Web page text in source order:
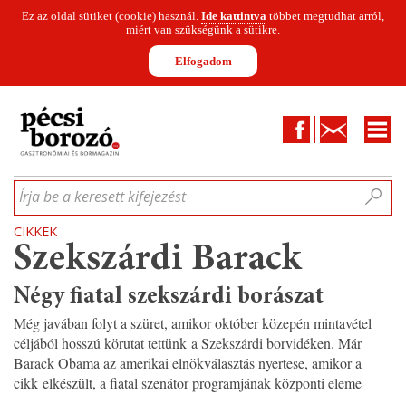
Ez az oldal sütiket (cookie) használ. Ide kattintva többet megtudhat arról,
miért van szükségünk a sütikre.
Elfogadom
FacebookKapcsolat
CIKKEKHÍREKINFOGRAFIKÁKMUNKATÁRSAKWINESOFA
Írja be a keresett kifejezést
CIKKEK
Szekszárdi Barack
Négy fiatal szekszárdi borászat
Még javában folyt a szüret, amikor október közepén mintavétel
céljából hosszú körutat tettünk a Szekszárdi borvidéken. Már
Barack Obama az amerikai elnökválasztás nyertese, amikor a
cikk elkészült, a fiatal szenátor programjának központi eleme